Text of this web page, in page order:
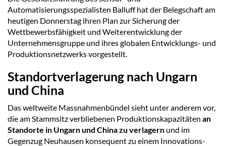
Automatisierungsspezialisten Balluff hat der Belegschaft am
heutigen Donnerstag ihren Plan zur Sicherung der
Wettbewerbsfähigkeit und Weiterentwicklung der
Unternehmensgruppe und ihres globalen Entwicklungs- und
Produktionsnetzwerks vorgestellt.
Standortverlagerung nach Ungarn
und China
Das weltweite Massnahmenbündel sieht unter anderem vor,
die am Stammsitz verbliebenen Produktionskapazitäten an
Standorte in Ungarn und China zu verlagern und im
Gegenzug Neuhausen konsequent zu einem Innovations-